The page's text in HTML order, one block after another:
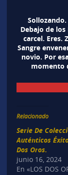
Debajo de
carcel. Eres.
Sangre
novio. Por
momento
Relacionado
Serie De
Auténticos
Dos Oros.
junio 16, 2024
En «LOS DOS